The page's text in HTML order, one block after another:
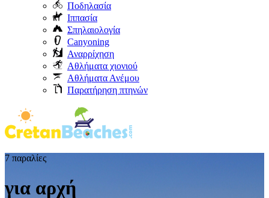
Ποδηλασία
Ιππασία
Σπηλαιολογία
Canyoning
Αναρρίχηση
Αθλήματα χιονιού
Αθλήματα Ανέμου
Παρατήρηση πτηνών
7 παραλίες
για αρχή